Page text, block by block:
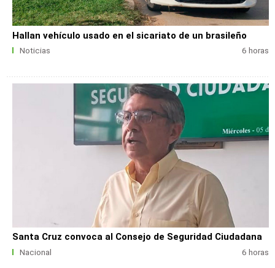
Hallan vehículo usado en el sicariato de un brasileño
Noticias 6 horas
Santa Cruz convoca al Consejo de Seguridad Ciudadana
Nacional 6 horas